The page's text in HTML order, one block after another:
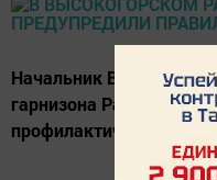
Начальник
гарнизона Раиль
профилактический рейд